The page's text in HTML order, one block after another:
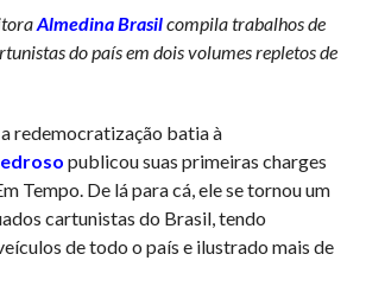
Almedina Brasilcompila trabalhos de
do país em dois volumes repletos de
redemocratização batia à
publicou suas primeiras charges
Tempo. De lá para cá, ele se tornou um
cartunistas do Brasil, tendo
de todo o país e ilustrado mais de